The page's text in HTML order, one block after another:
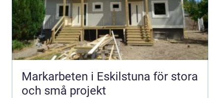
Markarbeten i Eskilstuna för stora
och små projekt